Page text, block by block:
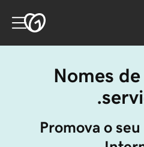
Nomes
Promova o